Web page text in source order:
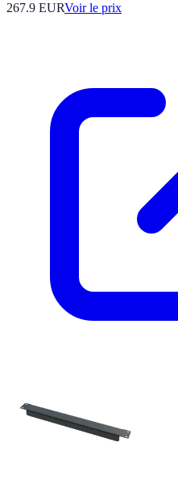
267.9 EURVoir le prix